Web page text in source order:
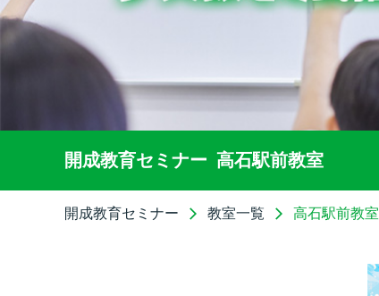
開成教育セミナー 高石駅前教室
開成教育セミナー 教室一覧 高石駅前教室